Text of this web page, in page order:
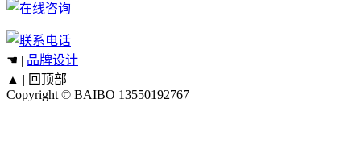
☚ | 品牌设计
▲ | 回顶部
Copyright © BAIBO 13550192767